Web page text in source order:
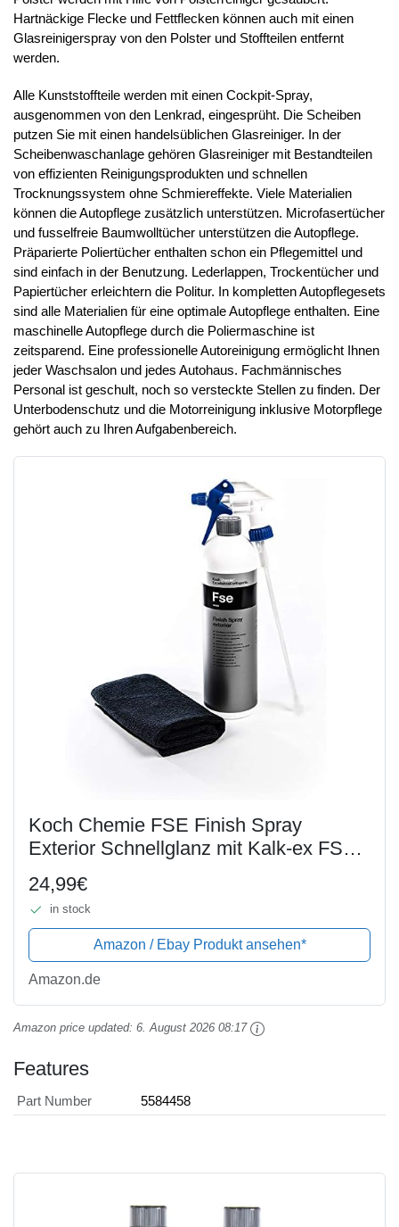
Hartnäckige Flecke und Fettflecken können auch mit einen
Glasreinigerspray von den Polster und Stoffteilen entfernt
werden.
Alle Kunststoffteile werden mit einen Cockpit-Spray,
ausgenommen von den Lenkrad, eingesprüht. Die Scheiben
putzen Sie mit einen handelsüblichen Glasreiniger. In der
Scheibenwaschanlage gehören Glasreiniger mit Bestandteilen
von effizienten Reinigungsprodukten und schnellen
Trocknungssystem ohne Schmiereffekte. Viele Materialien
können die Autopflege zusätzlich unterstützen. Microfasertücher
und fusselfreie Baumwolltücher unterstützen die Autopflege.
Präparierte Poliertücher enthalten schon ein Pflegemittel und
sind einfach in der Benutzung. Lederlappen, Trockentücher und
Papiertücher erleichtern die Politur. In kompletten Autopflegesets
sind alle Materialien für eine optimale Autopflege enthalten. Eine
maschinelle Autopflege durch die Poliermaschine ist
zeitsparend. Eine professionelle Autoreinigung ermöglicht Ihnen
jeder Waschsalon und jedes Autohaus. Fachmännisches
Personal ist geschult, noch so versteckte Stellen zu finden. Der
Unterbodenschutz und die Motorreinigung inklusive Motorpflege
gehört auch zu Ihren Aufgabenbereich.
Koch Chemie FSE Finish Spray
Exterior Schnellglanz mit Kalk-ex FSE
+ Clean 2 Sprühkopf+Microfasertuch 40
X40 cm Schwarz
24,99€
in stock
Amazon / Ebay Produkt ansehen*
Amazon.de
Amazon price updated: 6. August 2026 08:17
Features
Part Number 5584458